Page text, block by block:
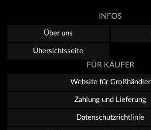
INFOS
Über uns
Übersichtsseite
FÜR KÄUFER
Website für Großhändler
Zahlung und Lieferung
Datenschutzrichtlinie